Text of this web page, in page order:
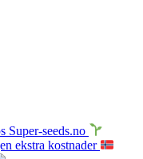
Super-seeds.no
ekstra kostnader